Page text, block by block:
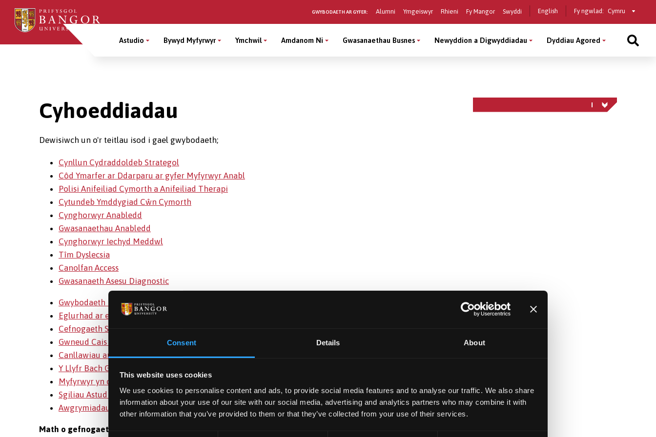
Consent Details About
This website uses cookies
We use cookies to personalise content and ads, to provide social media features and to analyse our traffic. We also share
information about your use of our site with our social media, advertising and analytics partners who may combine it with
other information that you’ve provided to them or that they’ve collected from your use of their services.
Sgipiwch
gynnwys
GWYBODAETH AR GYFER: Alumni Ymgeiswyr Rhieni Fy Mangor Swyddi English Fy ngwlad: Select
country
Main
Astudio Bywyd Myfyrwyr Ymchwil Amdanom Ni Gwasanaethau Busnes Newyddion a Digwyddiadau Dyddiau Agored
Cyhoeddiadau
Dewisiwch un o'r teitlau isod i gael gwybodaeth;
Cynllun Cydraddoldeb Strategol
Côd Ymarfer ar Ddarparu ar gyfer Myfyrwyr Anabl
Polisi Anifeiliad Cymorth a Anifeiliad Therapi
Cytundeb Ymddygiad Cŵn Cymorth
Cynghorwyr Anabledd
Gwasanaethau Anabledd
Cynghorwyr Iechyd Meddwl
Tîm Dyslecsia
Canolfan Access
Gwasanaeth Asesu Diagnostic
Gwybodaeth i Ddarpar Fyfyrwyr
Eglurhad ar eich CCDP
Cefnogaeth Sgiliau Astudio Un-i-Un a Strategaeth Arbenigo
Gwneud Cais am LMA
Canllawiau ar gyfer marcio
Y Llyfr Bach Glas o rifau buddiol - Iechyd Meddwl
Myfyrwyr yn cefnogi Myfyrywr
Sgiliau Astudio Effeithiol
Awgrymiadau gwych ar gyfer cael y gorau o'ch cyfarfod ar-lein
Math o gefnogaeth